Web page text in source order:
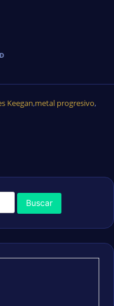
Keegan,metal progresivo,